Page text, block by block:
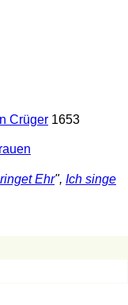
Crüger1653
Ehr", Ich singe